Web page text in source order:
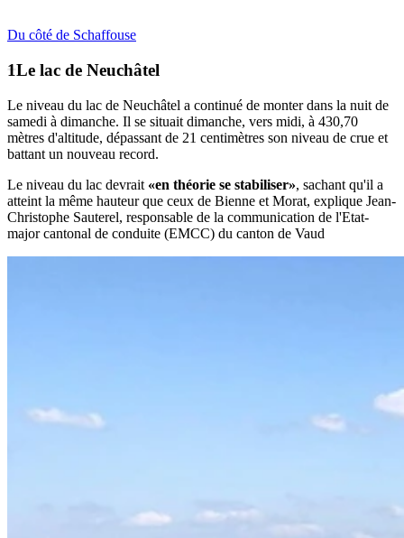
Du côté de Schaffouse
Le lac de Neuchâtel
Le niveau du lac de Neuchâtel a continué de monter dans la nuit de
samedi à dimanche. Il se situait dimanche, vers midi, à 430,70
mètres d'altitude, dépassant de 21 centimètres son niveau de crue et
battant un nouveau record.
Le niveau du lac devrait «en théorie se stabiliser», sachant qu'il a
atteint la même hauteur que ceux de Bienne et Morat, explique Jean-
Christophe Sauterel, responsable de la communication de l'Etat-
major cantonal de conduite (EMCC) du canton de Vaud